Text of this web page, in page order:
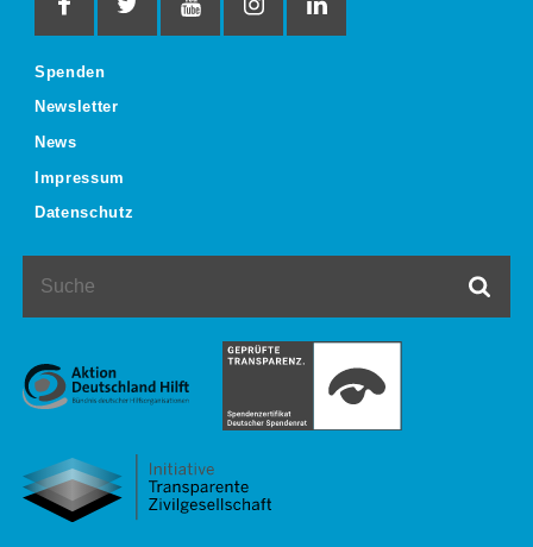
Spenden
Newsletter
News
Impressum
Datenschutz